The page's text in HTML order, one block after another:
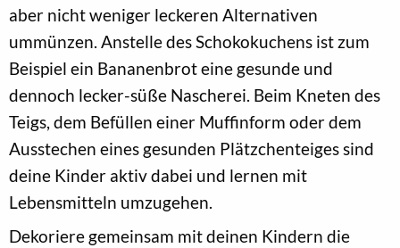
aber nicht weniger leckeren Alternativen
ummünzen. Anstelle des Schokokuchens ist zum
Beispiel ein Bananenbrot eine gesunde und
dennoch lecker-süße Nascherei. Beim Kneten des
Teigs, dem Befüllen einer Muffinform oder dem
Ausstechen eines gesunden Plätzchenteiges sind
deine Kinder aktiv dabei und lernen mit
Lebensmitteln umzugehen.
Dekoriere gemeinsam mit deinen Kindern die